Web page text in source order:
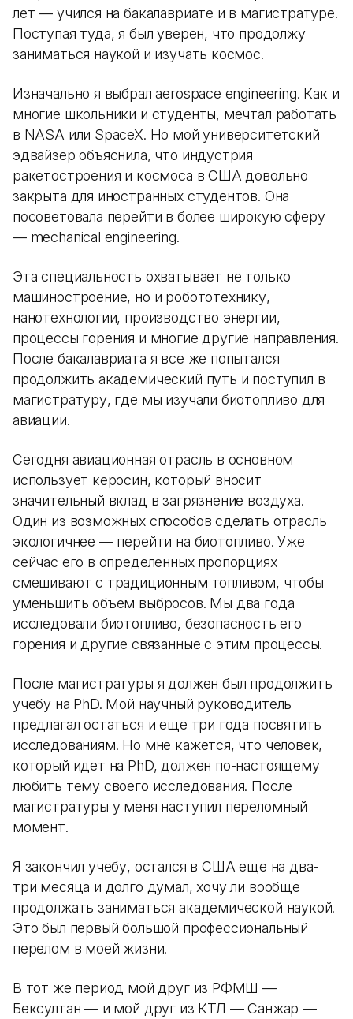
лет — учился на бакалавриате и в магистратуре.
Поступая туда, я был уверен, что продолжу
заниматься наукой и изучать космос.
Изначально я выбрал aerospace engineering. Как и
многие школьники и студенты, мечтал работать
в NASA или SpaceX. Но мой университетский
эдвайзер объяснила, что индустрия
ракетостроения и космоса в США довольно
закрыта для иностранных студентов. Она
посоветовала перейти в более широкую сферу
— mechanical engineering.
Эта специальность охватывает не только
машиностроение, но и робототехнику,
нанотехнологии, производство энергии,
процессы горения и многие другие направления.
После бакалавриата я все же попытался
продолжить академический путь и поступил в
магистратуру, где мы изучали биотопливо для
авиации.
Сегодня авиационная отрасль в основном
использует керосин, который вносит
значительный вклад в загрязнение воздуха.
Один из возможных способов сделать отрасль
экологичнее — перейти на биотопливо. Уже
сейчас его в определенных пропорциях
смешивают с традиционным топливом, чтобы
уменьшить объем выбросов. Мы два года
исследовали биотопливо, безопасность его
горения и другие связанные с этим процессы.
После магистратуры я должен был продолжить
учебу на PhD. Мой научный руководитель
предлагал остаться и еще три года посвятить
исследованиям. Но мне кажется, что человек,
который идет на PhD, должен по-настоящему
любить тему своего исследования. После
магистратуры у меня наступил переломный
момент.
Я закончил учебу, остался в США еще на два-
три месяца и долго думал, хочу ли вообще
продолжать заниматься академической наукой.
Это был первый большой профессиональный
перелом в моей жизни.
В тот же период мой друг из РФМШ —
Бексултан — и мой друг из КТЛ — Санжар —